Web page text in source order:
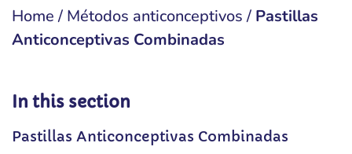
Home/ Métodos anticonceptivos/ Pastillas
Anticonceptivas Combinadas
In this section
Pastillas Anticonceptivas Combinadas